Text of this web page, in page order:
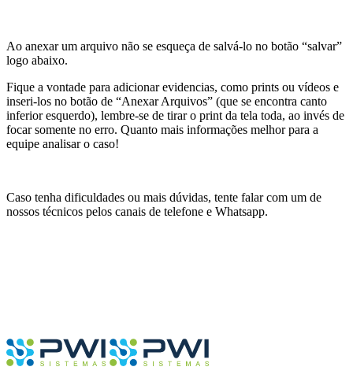
Ao anexar um arquivo não se esqueça de salvá-lo no botão “salvar”
logo abaixo.
Fique a vontade para adicionar evidencias, como prints ou vídeos e
inseri-los no botão de “Anexar Arquivos” (que se encontra canto
inferior esquerdo), lembre-se de tirar o print da tela toda, ao invés de
focar somente no erro. Quanto mais informações melhor para a
equipe analisar o caso!
Caso tenha dificuldades ou mais dúvidas, tente falar com um de
nossos técnicos pelos canais de telefone e Whatsapp.